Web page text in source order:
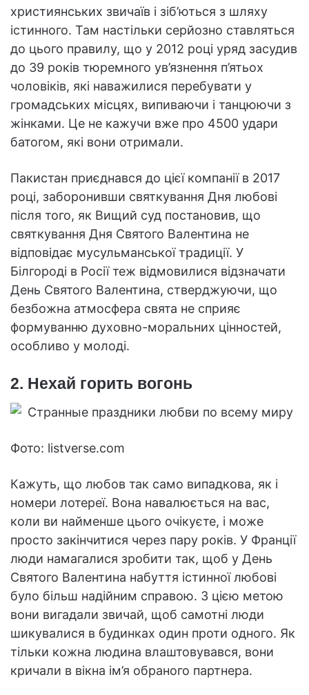
християнських звичаїв і зіб’ються з шляху
істинного. Там настільки серйозно ставляться
до цього правилу, що у 2012 році уряд засудив
до 39 років тюремного ув’язнення п’ятьох
чоловіків, які наважилися перебувати у
громадських місцях, випиваючи і танцюючи з
жінками. Це не кажучи вже про 4500 удари
батогом, які вони отримали.
Пакистан приєднався до цієї компанії в 2017
році, заборонивши святкування Дня любові
після того, як Вищий суд постановив, що
святкування Дня Святого Валентина не
відповідає мусульманської традиції. У
Білгороді в Росії теж відмовилися відзначати
День Святого Валентина, стверджуючи, що
безбожна атмосфера свята не сприяє
формуванню духовно-моральних цінностей,
особливо у молоді.
2. Нехай горить вогонь
Фото: listverse.com
Кажуть, що любов так само випадкова, як і
номери лотереї. Вона навалюється на вас,
коли ви найменше цього очікуєте, і може
просто закінчитися через пару років. У Франції
люди намагалися зробити так, щоб у День
Святого Валентина набуття істинної любові
було більш надійним справою. З цією метою
вони вигадали звичай, щоб самотні люди
шикувалися в будинках один проти одного. Як
тільки кожна людина влаштовувався, вони
кричали в вікна ім’я обраного партнера.